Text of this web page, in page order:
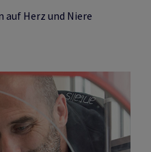
auf Herz und Niere